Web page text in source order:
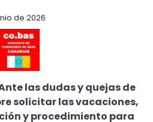
de 2026
Ante las dudas y quejas de
solicitar las vacaciones,
y procedimiento para